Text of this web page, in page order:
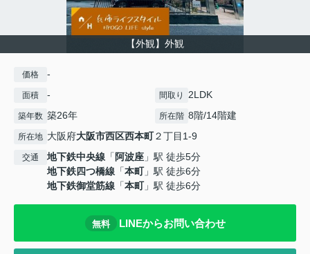
【外観】外観
価格 -
面積 - 間取り 2LDK
築年数 築26年 所在階 8階/14階建
所在地 大阪府大阪市西区西本町２丁目1-9
交通 地下鉄中央線 「 阿波座 」駅 徒歩5分
地下鉄四つ橋線 「本町」駅 徒歩6分
地下鉄御堂筋線 「本町」駅 徒歩6分
無料 LINEからお問い合わせ